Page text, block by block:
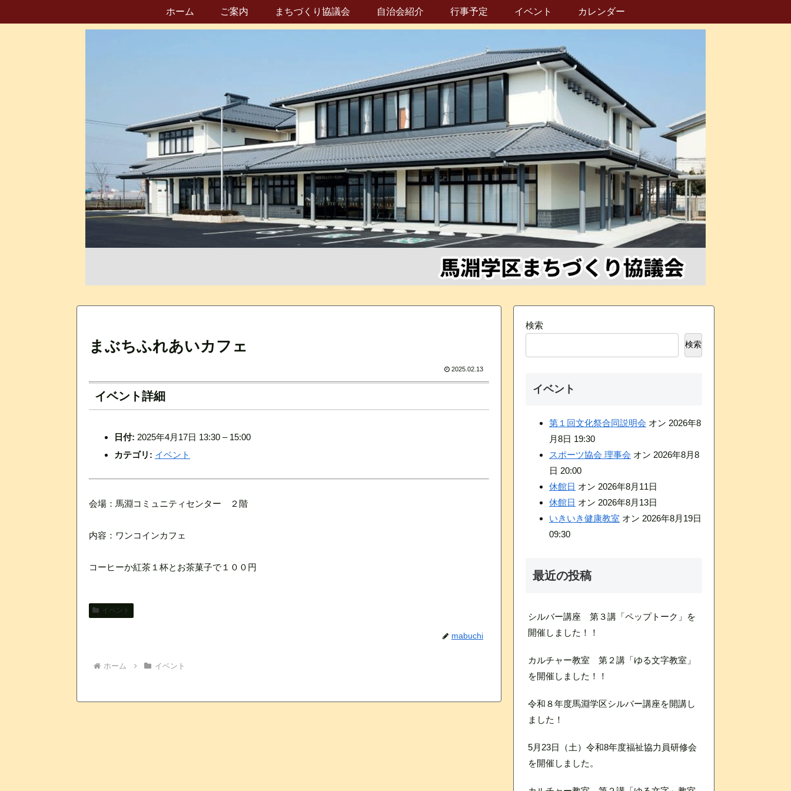
ホーム ご案内 まちづくり協議会 自治会紹介 行事予定 イベント カレンダー
まぶちふれあいカフェ
2025.02.13
イベント詳細
日付: 2025年4月17日 13:30 – 15:00
カテゴリ: イベント
会場：馬淵コミュニティセンター ２階
内容：ワンコインカフェ
コーヒーか紅茶１杯とお茶菓子で１００円
イベント
mabuchi
ホーム イベント
検索
検索
イベント
第１回文化祭合同説明会 オン 2026年8
月8日 19:30
スポーツ協会 理事会 オン 2026年8月8
日 20:00
休館日 オン 2026年8月11日
休館日 オン 2026年8月13日
いきいき健康教室 オン 2026年8月19日
09:30
最近の投稿
シルバー講座 第３講「ペップトーク」を
開催しました！！
カルチャー教室 第２講「ゆる文字教室」
を開催しました！！
令和８年度馬淵学区シルバー講座を開講し
ました！
5月23日（土）令和8年度福祉協力員研修会
を開催しました。